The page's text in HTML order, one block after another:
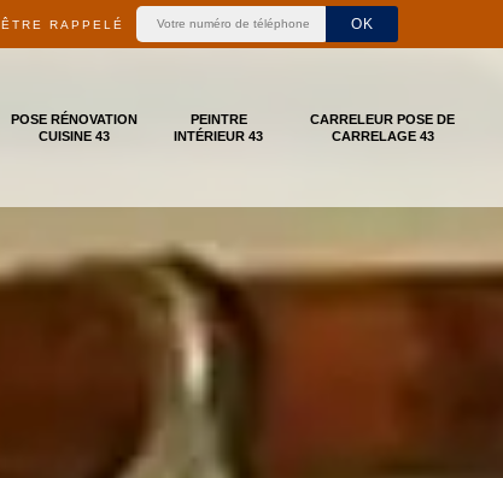
ÊTRE RAPPELÉ
POSE RÉNOVATION
CUISINE 43
PEINTRE
INTÉRIEUR 43
CARRELEUR POSE DE
CARRELAGE 43